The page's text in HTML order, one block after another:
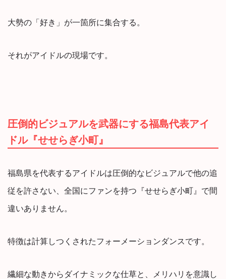
大勢の「好き」が一箇所に集合する。
それがアイドルの現場です。
圧倒的ビジュアルを武器にする福島代表アイ
ドル『せせらぎ小町』
福島県を代表するアイドルは圧倒的なビジュアルで他の追
従を許さない、全国にファンを持つ『せせらぎ小町』で間
違いありません。
特徴は計算しつくされたフォーメーションダンスです。
繊細な動きからダイナミックな仕草と、メリハリを意識し